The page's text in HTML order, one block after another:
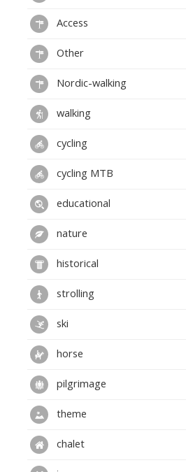
Access
Other
Nordic-walking
walking
cycling
cycling MTB
educational
nature
historical
strolling
ski
horse
pilgrimage
theme
chalet